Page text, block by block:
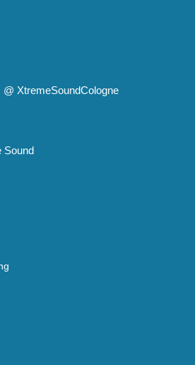
@ XtremeSoundCologne
Sound